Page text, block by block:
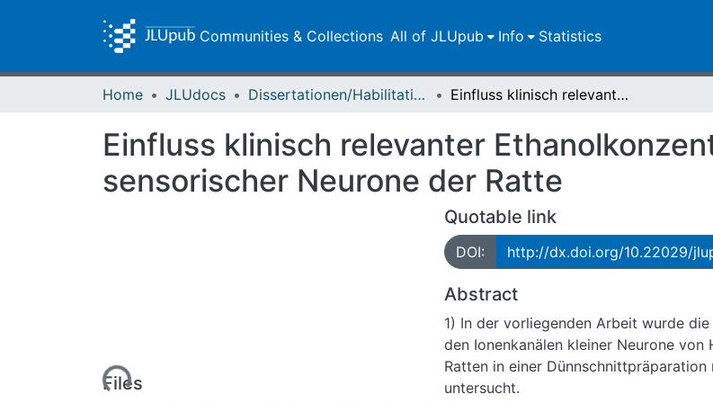
Communities & Collections All of JLUpub Info Statistics
Home JLUdocs Dissertationen/Habilitationen Einfluss klinisch relevanter Ethanolkonzentrationen auf Ionenkanäle sensorischer Neurone der Ratte
Einfluss klinisch relevanter
sensorischer Neurone der Ratte
Loading...
Files
Quotable link
DOI: http://dx.doi.org/10.22029/
Abstract
1) In der vorliegenden Arbeit wurde
den Ionenkanälen kleiner Neurone
Ratten in einer
untersucht.